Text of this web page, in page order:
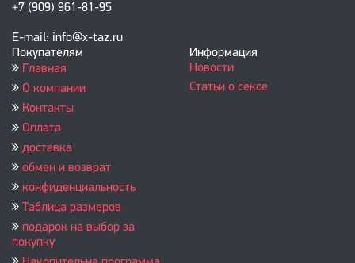
+7 (909) 961-81-95
E-mail: info@x-taz.ru
Покупателям
Главная
О компании
Контакты
Оплата
доставка
обмен и возврат
конфиденциальность
Таблица размеров
подарок на выбор за
покупку
Информация
Новости
Статьи о сексе